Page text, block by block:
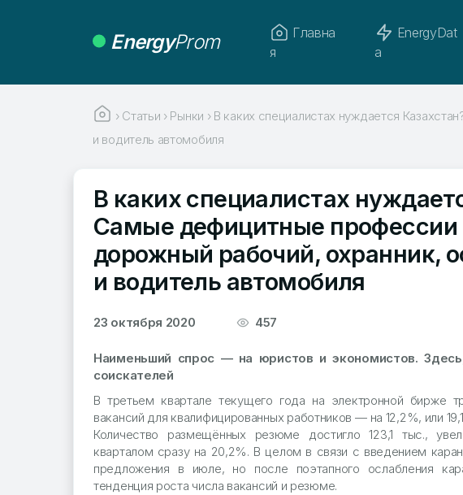
EnergyProm
Главна
я
EnergyDat
a
› Статьи › Рынки › В каких специалистах нуждается
и водитель автомобиля
В каких специалистах
Самые дефицитные профессии
дорожный рабочий, охранник,
и водитель автомобиля
23 октября 2020 457
Наименьший спрос — на юристов и экономистов.
соискателей
В третьем квартале текущего года на электронной бирже
вакансий для квалифицированных работников — на 12,2%, или
Количество размещённых резюме достигло 123,1 тыс.,
кварталом сразу на 20,2%. В целом в связи с введением
предложения в июле, но после поэтапного ослабления
тенденция роста числа вакансий и резюме.